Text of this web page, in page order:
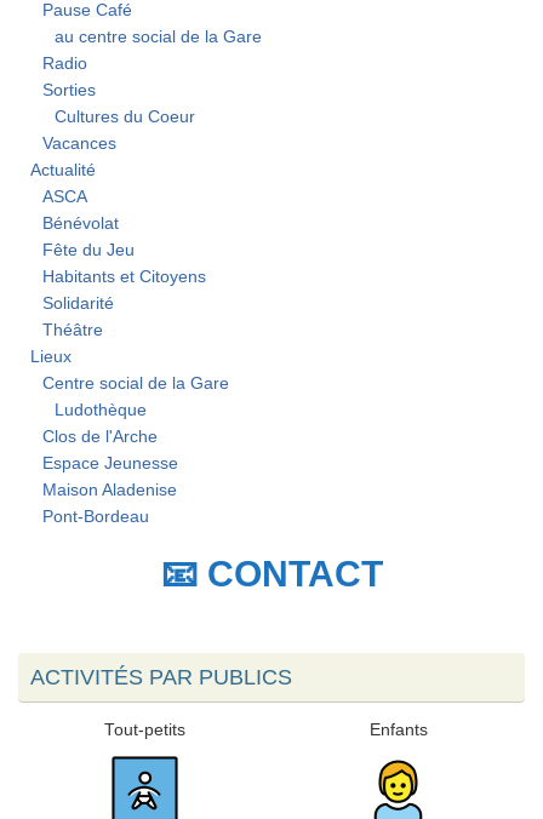
Pause Café
au centre social de la Gare
Radio
Sorties
Cultures du Coeur
Vacances
Actualité
ASCA
Bénévolat
Fête du Jeu
Habitants et Citoyens
Solidarité
Théâtre
Lieux
Centre social de la Gare
Ludothèque
Clos de l'Arche
Espace Jeunesse
Maison Aladenise
Pont-Bordeau
📧 CONTACT
ACTIVITÉS PAR PUBLICS
Tout-petits Enfants